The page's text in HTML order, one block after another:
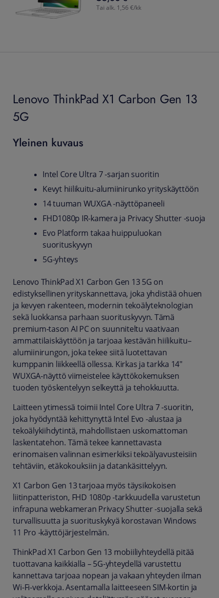
Tai alk. 1,56 €/kk
Lenovo ThinkPad X1 Carbon Gen 13
5G
Yleinen kuvaus
Intel Core Ultra 7 -sarjan suoritin
Kevyt hiilikuitu-alumiinirunko yrityskäyttöön
14 tuuman WUXGA -näyttöpaneeli
FHD1080p IR-kamera ja Privacy Shutter -suoja
Evo Platform takaa huippuluokan
suorituskyvyn
5G-yhteys
Lenovo ThinkPad X1 Carbon Gen 13 5G on
edistyksellinen yrityskannettava, joka yhdistää ohuen
ja kevyen rakenteen, modernin tekoälyteknologian
sekä luokkansa parhaan suorituskyvyn. Tämä
premium-tason AI PC on suunniteltu vaativaan
ammattilaiskäyttöön ja tarjoaa kestävän hiilikuitu–
alumiinirungon, joka tekee siitä luotettavan
kumppanin liikkeellä ollessa. Kirkas ja tarkka 14"
WUXGA-näyttö viimeistelee käyttökokemuksen
tuoden työskentelyyn selkeyttä ja tehokkuutta.
Laitteen ytimessä toimii Intel Core Ultra 7 -suoritin,
joka hyödyntää kehittynyttä Intel Evo -alustaa ja
tekoälykiihdytintä, mahdollistaen uskomattoman
laskentatehon. Tämä tekee kannettavasta
erinomaisen valinnan esimerkiksi tekoälyavusteisiin
tehtäviin, etäkokouksiin ja datankäsittelyyn.
X1 Carbon Gen 13 tarjoaa myös täysikokoisen
liitinpatteriston, FHD 1080p -tarkkuudella varustetun
infrapuna webkameran Privacy Shutter -suojalla sekä
turvallisuutta ja suorituskykyä korostavan Windows
11 Pro -käyttöjärjestelmän.
ThinkPad X1 Carbon Gen 13 mobiiliyhteydellä pitää
tuottavana kaikkialla – 5G-yhteydellä varustettu
kannettava tarjoaa nopean ja vakaan yhteyden ilman
Wi-Fi-verkkoja. Asentamalla laitteeseen SIM-kortin ja